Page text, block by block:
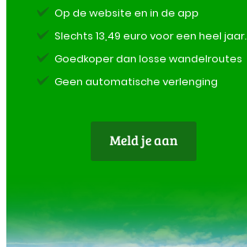
Op de website en in de app
Slechts 13,49 euro voor een heel jaar.
Goedkoper dan losse wandelroutes
Geen automatische verlenging
Meld je aan